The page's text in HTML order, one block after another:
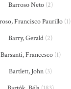
Barroso Neto(2)
Francisco Paurillo (1)
Barry, Gerald (2)
Barsanti, Francesco(1)
Bartlett, John (3)